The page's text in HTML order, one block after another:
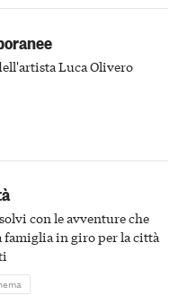
Luca Olivero
con le avventure che
famiglia in giro per la città